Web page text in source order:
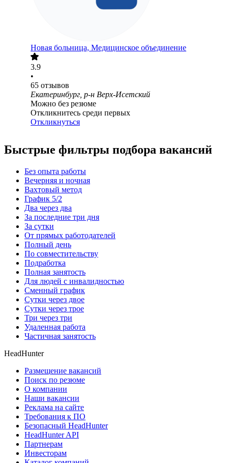
Новая больница, Медицинское объединение
3.9
•
65 отзывов
Екатеринбург, р-н Верх-Исетский
Можно без резюме
Откликнитесь среди первых
Откликнуться
Быстрые фильтры подбора вакансий
Без опыта работы
Вечерняя и ночная
Вахтовый метод
График 5/2
Два через два
За последние три дня
За сутки
От прямых работодателей
Полный день
По совместительству
Подработка
Полная занятость
Для людей с инвалидностью
Сменный график
Сутки через двое
Сутки через трое
Три через три
Удаленная работа
Частичная занятость
HeadHunter
Размещение вакансий
Поиск по резюме
О компании
Наши вакансии
Реклама на сайте
Требования к ПО
Безопасный HeadHunter
HeadHunter API
Партнерам
Инвесторам